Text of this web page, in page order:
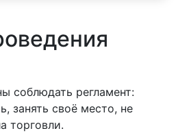
соблюдать регламент:
занять своё место, не
торговли.